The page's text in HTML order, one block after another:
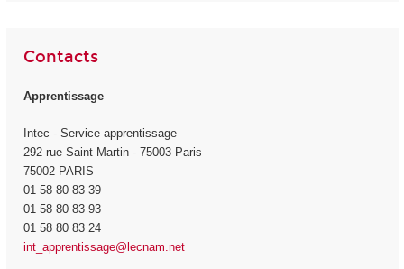
Contacts
Apprentissage
Intec - Service apprentissage
292 rue Saint Martin - 75003 Paris
75002 PARIS
01 58 80 83 39
01 58 80 83 93
01 58 80 83 24
int_apprentissage@lecnam.net